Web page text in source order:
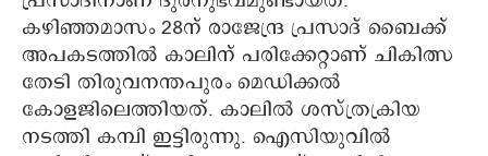
കഴിഞ്ഞമാസം 28ന് രാജേന്ദ്ര പ്രസാദ് ബൈക്ക്
അപകടത്തിൽ കാലിന് പരിക്കേറ്റാണ് ചികിത്സ
തേടി തിരുവനന്തപുരം മെഡിക്കൽ
കോളജിലെത്തിയത്. കാലിൽ ശസ്ത്രക്രിയ
നടത്തി കമ്പി ഇട്ടിരുന്നു. ഐസിയുവിൽ